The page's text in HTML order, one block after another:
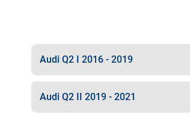
Audi Q2 I 2016 - 2019
Audi Q2 II 2019 - 2021